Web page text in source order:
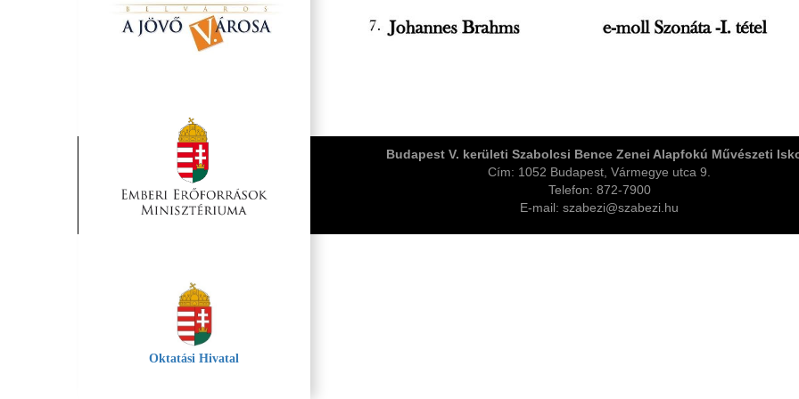
Oktatási Hivatal
Budapest V. kerületi Szabolcsi Bence Zenei Alapfokú Művészeti
Cím: 1052 Budapest, Vármegye utca 9.
Telefon: 872-7900
E-mail: szabezi@szabezi.hu